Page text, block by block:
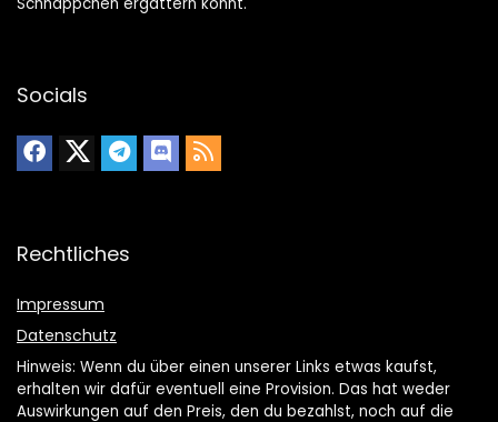
Socials
Rechtliches
Impressum
Datenschutz
Hinweis: Wenn du über einen unserer Links etwas kaufst,
erhalten wir dafür eventuell eine Provision. Das hat weder
Auswirkungen auf den Preis, den du bezahlst, noch auf die